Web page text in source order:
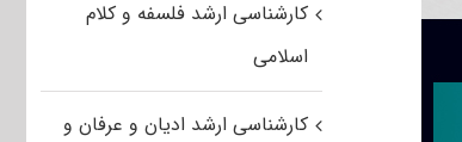
کارشناسی ارشد فلسفه و کلام
اسلامی
کارشناسی ارشد ادیان و عرفان و